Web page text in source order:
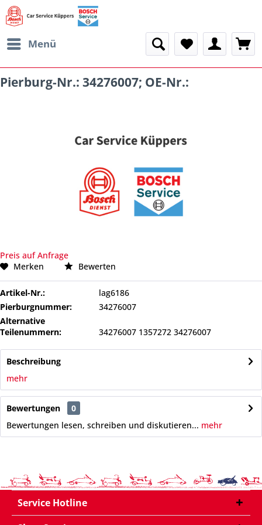
Menü
Pierburg-Nr.: 34276007; OE-Nr.:
Preis auf Anfrage
Merken
Bewerten
Artikel-Nr.:
lag6186
Pierburgnummer:
34276007
Alternative
Teilenummern:
34276007 1357272 34276007
Beschreibung
mehr
Bewertungen
0
Bewertungen lesen, schreiben und diskutieren... mehr
Service Hotline